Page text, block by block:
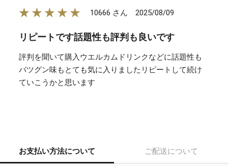
★★★★★ 10666 さん 2025/08/09
リピートです話題性も評判も良いです
評判を聞いて購入ウエルカムドリンクなどに話題性も
バツグン味もとても気に入りましたリピートして続け
ていこうかと思います
お支払い方法について ご配送について